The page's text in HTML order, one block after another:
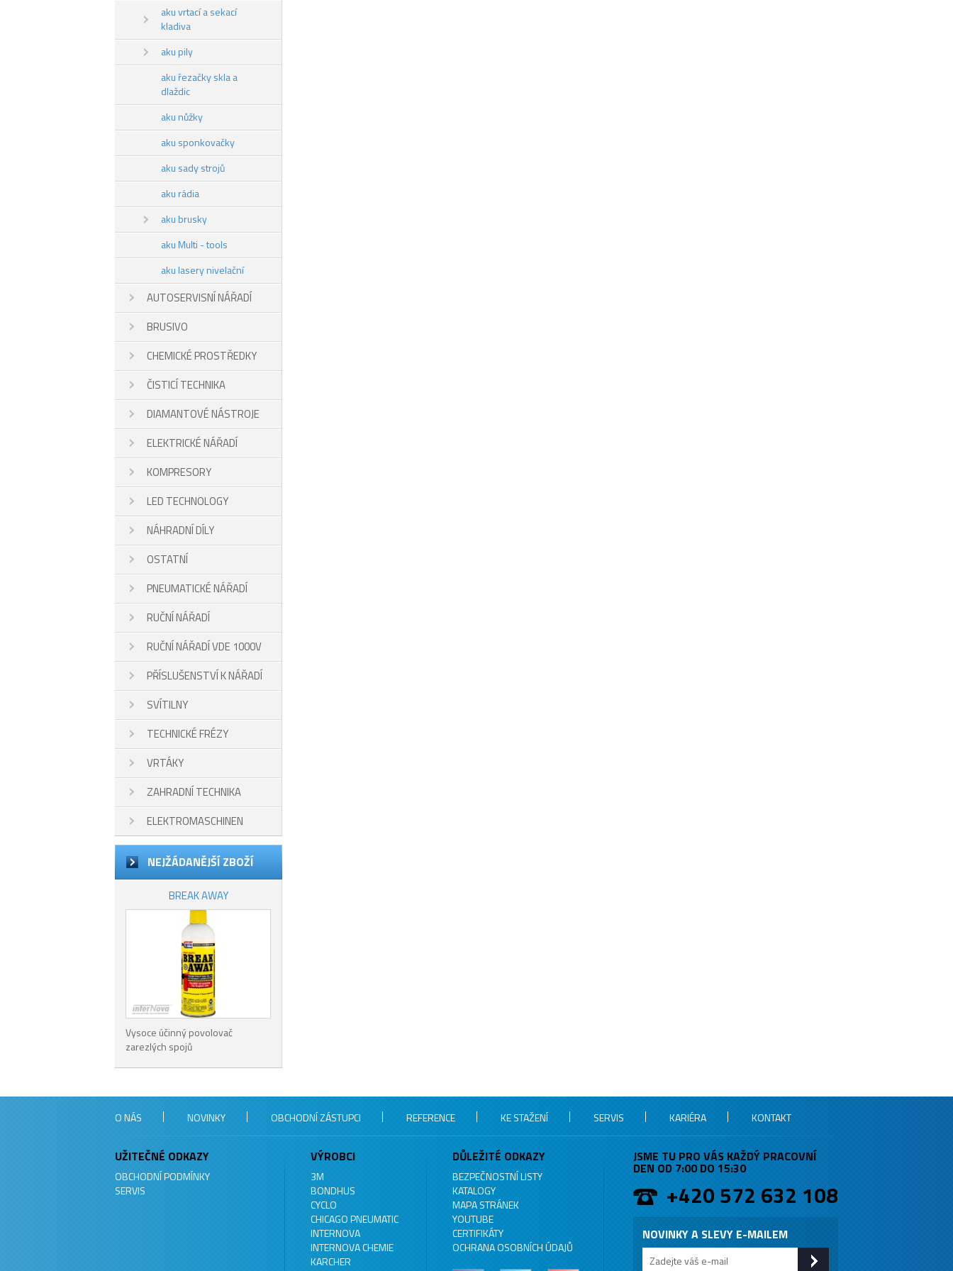
aku vrtací a sekací
kladiva
aku pily
aku řezačky skla a
dlaždic
aku nůžky
aku sponkovačky
aku sady strojů
aku rádia
aku brusky
aku Multi - tools
aku lasery nivelační
AUTOSERVISNÍ NÁŘADÍ
BRUSIVO
CHEMICKÉ PROSTŘEDKY
ČISTICÍ TECHNIKA
DIAMANTOVÉ NÁSTROJE
ELEKTRICKÉ NÁŘADÍ
KOMPRESORY
LED TECHNOLOGY
NÁHRADNÍ DÍLY
OSTATNÍ
PNEUMATICKÉ NÁŘADÍ
RUČNÍ NÁŘADÍ
RUČNÍ NÁŘADÍ VDE 1000V
PŘÍSLUŠENSTVÍ K NÁŘADÍ
SVÍTILNY
TECHNICKÉ FRÉZY
VRTÁKY
ZAHRADNÍ TECHNIKA
ELEKTROMASCHINEN
NEJŽÁDANĚJŠÍ ZBOŽÍ
BREAK AWAY
Vysoce účinný povolovač
zarezlých spojů
O NÁS NOVINKY OBCHODNÍ ZÁSTUPCI REFERENCE KE STAŽENÍ SERVIS KARIÉRA KONTAKT
UŽITEČNÉ ODKAZY
OBCHODNÍ PODMÍNKY
SERVIS
VÝROBCI
3M
BONDHUS
CYCLO
CHICAGO PNEUMATIC
INTERNOVA
INTERNOVA CHEMIE
KARCHER
DŮLEŽITÉ ODKAZY
BEZPEČNOSTNÍ LISTY
KATALOGY
MAPA STRÁNEK
YOUTUBE
CERTIFIKÁTY
OCHRANA OSOBNÍCH ÚDAJŮ
JSME TU PRO VÁS KAŽDÝ PRACOVNÍ
DEN OD 7:00 DO 15:30
+420 572 632 108
NOVINKY A SLEVY E-MAILEM